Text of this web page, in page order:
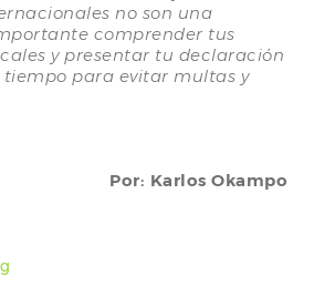
no son una
comprender tus
y presentar tu declaración
para evitar multas y
Por: Karlos Okampo